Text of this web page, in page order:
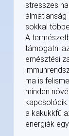
stresszes
sokkal
A
támogatni
emésztési
ma is
minden
a kakukkfű
energiák